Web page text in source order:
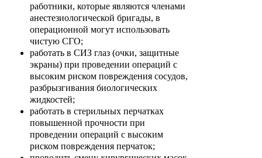
работники, которые являются членами
анестезиологической бригады, в
операционной могут использовать
чистую СГО;
работать в СИЗ глаз (очки, защитные
экраны) при проведении операций с
высоким риском повреждения сосудов,
разбрызгивания биологических
жидкостей;
работать в стерильных перчатках
повышенной прочности при
проведении операций с высоким
риском повреждения перчаток;